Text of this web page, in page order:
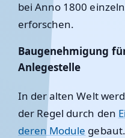
bei Anno 1800
erforschen.
Baugenehmigung
Anlegestelle
In der alten Welt
der Regel durch den
deren Module